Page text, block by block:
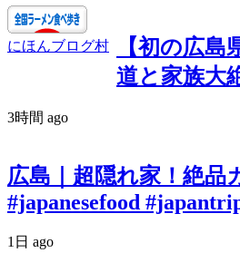
にほんブログ村
【初の広
道と家族大
3時間 ago
広島｜超隠れ家！絶品
#japanesefood
1日 ago